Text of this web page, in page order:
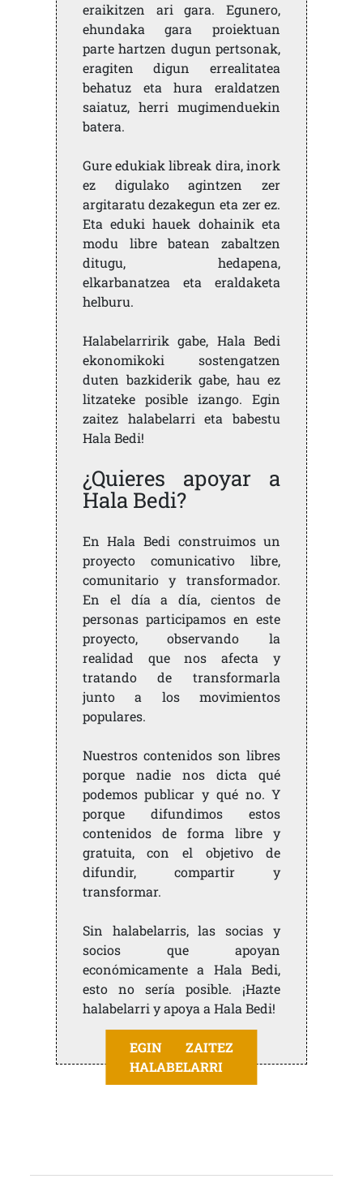
eraikitzen ari gara. Egunero,
ehundaka gara proiektuan
parte hartzen dugun pertsonak,
eragiten digun errealitatea
behatuz eta hura eraldatzen
saiatuz, herri mugimenduekin
batera.
Gure edukiak libreak dira, inork
ez digulako agintzen zer
argitaratu dezakegun eta zer ez.
Eta eduki hauek dohainik eta
modu libre batean zabaltzen
ditugu, hedapena,
elkarbanatzea eta eraldaketa
helburu.
Halabelarririk gabe, Hala Bedi
ekonomikoki sostengatzen
duten bazkiderik gabe, hau ez
litzateke posible izango. Egin
zaitez halabelarri eta babestu
Hala Bedi!
¿Quieres apoyar a
Hala Bedi?
En Hala Bedi construimos un
proyecto comunicativo libre,
comunitario y transformador.
En el día a día, cientos de
personas participamos en este
proyecto, observando la
realidad que nos afecta y
tratando de transformarla
junto a los movimientos
populares.
Nuestros contenidos son libres
porque nadie nos dicta qué
podemos publicar y qué no. Y
porque difundimos estos
contenidos de forma libre y
gratuita, con el objetivo de
difundir, compartir y
transformar.
Sin halabelarris, las socias y
socios que apoyan
económicamente a Hala Bedi,
esto no sería posible. ¡Hazte
halabelarri y apoya a Hala Bedi!
EGIN ZAITEZ
HALABELARRI